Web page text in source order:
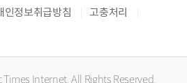
인정보취급방침
고충처리
Internet. All Rights Reserved.